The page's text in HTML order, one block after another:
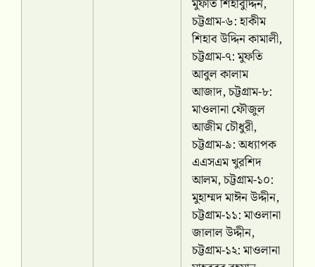
মুফতি শিহাবুদ্দিন,
চট্টগ্রাম-৬: হাকীম
শিহাব উদ্দিন কামালী,
চট্টগ্রাম-৭: মুফতি
আবুল কালাম
আজাদ, চট্টগ্রাম-৮:
মাওলানা ফৌজুল
আজীম চৌধুরী,
চট্টগ্রাম-৯: অধ্যাপক
এএসএম খুরশিদ
আলম, চট্টগ্রাম-১০:
মুহাম্মদ মাঈন উদ্দীন,
চট্টগ্রাম-১১: মাওলানা
জালাল উদ্দীন,
চট্টগ্রাম-১২: মাওলানা